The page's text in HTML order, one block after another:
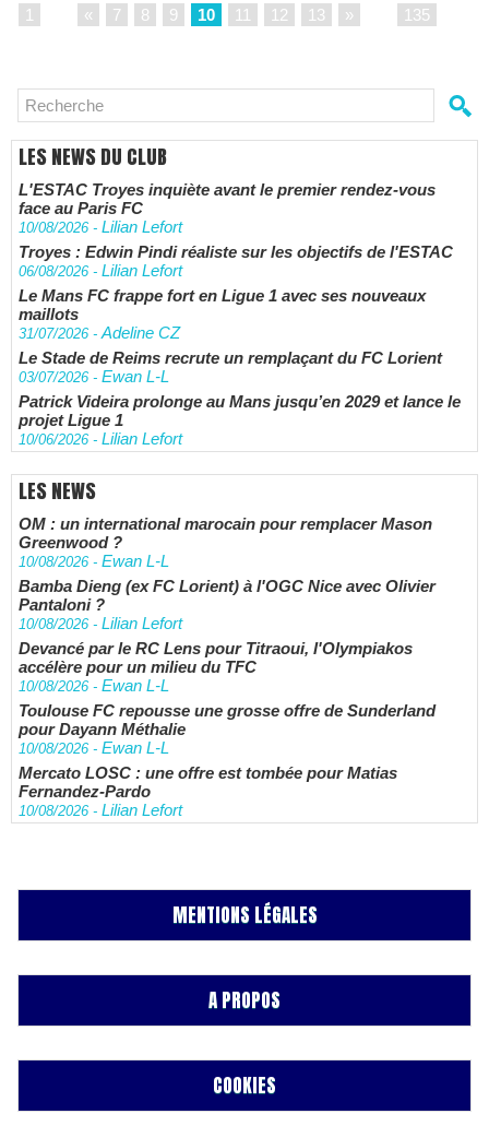
1 « 7 8 9 10 11 12 13 » 135
LES NEWS DU CLUB
L'ESTAC Troyes inquiète avant le premier rendez-vous
face au Paris FC
10/08/2026 - Lilian Lefort
Troyes : Edwin Pindi réaliste sur les objectifs de l'ESTAC
06/08/2026 - Lilian Lefort
Le Mans FC frappe fort en Ligue 1 avec ses nouveaux
maillots
31/07/2026 -Adeline CZ
Le Stade de Reims recrute un remplaçant du FC Lorient
03/07/2026 - Ewan L-L
Patrick Videira prolonge au Mans jusqu’en 2029 et lance le
projet Ligue 1
10/06/2026 - Lilian Lefort
LES NEWS
OM : un international marocain pour remplacer Mason
Greenwood ?
10/08/2026 - Ewan L-L
Bamba Dieng (ex FC Lorient) à l'OGC Nice avec Olivier
Pantaloni ?
10/08/2026 - Lilian Lefort
Devancé par le RC Lens pour Titraoui, l'Olympiakos
accélère pour un milieu du TFC
10/08/2026 - Ewan L-L
Toulouse FC repousse une grosse offre de Sunderland
pour Dayann Méthalie
10/08/2026 - Ewan L-L
Mercato LOSC : une offre est tombée pour Matias
Fernandez-Pardo
10/08/2026 - Lilian Lefort
MENTIONS LÉGALES
A PROPOS
COOKIES